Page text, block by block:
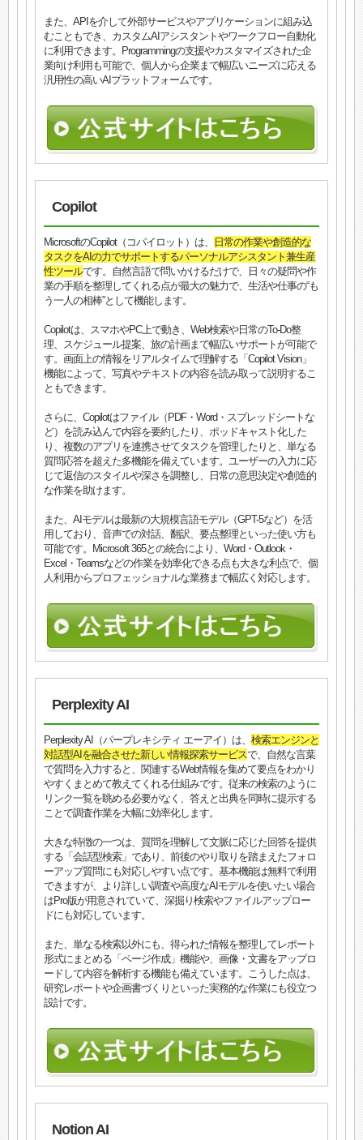
また、APIを介して外部サービスやアプリケーションに組み込
むこともでき、カスタムAIアシスタントやワークフロー自動化
に利用できます。Programmingの支援やカスタマイズされた企
業向け利用も可能で、個人から企業まで幅広いニーズに応える
汎用性の高いAIプラットフォームです。
Copilot
MicrosoftのCopilot（コパイロット）は、
日常の作業や創造的な
タスクをAIの力でサポートするパーソナルアシスタント兼生産
性ツールです。自然言語で問いかけるだけで、日々の疑問や作
業の手順を整理してくれる点が最大の魅力で、生活や仕事の“も
う一人の相棒”として機能します。
Copilotは、スマホやPC上で動き、Web検索や日常のTo-Do整
理、スケジュール提案、旅の計画まで幅広いサポートが可能で
す。画面上の情報をリアルタイムで理解する「Copilot Vision」
機能によって、写真やテキストの内容を読み取って説明するこ
ともできます。
さらに、Copilotはファイル（PDF・Word・スプレッドシートな
ど）を読み込んで内容を要約したり、ポッドキャスト化した
り、複数のアプリを連携させてタスクを管理したりと、単なる
質問応答を超えた多機能を備えています。ユーザーの入力に応
じて返信のスタイルや深さを調整し、日常の意思決定や創造的
な作業を助けます。
また、AIモデルは最新の大規模言語モデル（GPT-5など）を活
用しており、音声での対話、翻訳、要点整理といった使い方も
可能です。Microsoft 365との統合により、Word・Outlook・
Excel・Teamsなどの作業を効率化できる点も大きな利点で、個
人利用からプロフェッショナルな業務まで幅広く対応します。
Perplexity AI
Perplexity AI（パープレキシティ エーアイ）は、 検索エンジンと
対話型AIを融合させた新しい情報探索サービスで、自然な言葉
で質問を入力すると、関連するWeb情報を集めて要点をわかり
やすくまとめて教えてくれる仕組みです。従来の検索のように
リンク一覧を眺める必要がなく、答えと出典を同時に提示する
ことで調査作業を大幅に効率化します。
大きな特徴の一つは、質問を理解して文脈に応じた回答を提供
する「会話型検索」であり、前後のやり取りを踏まえたフォロ
ーアップ質問にも対応しやすい点です。基本機能は無料で利用
できますが、より詳しい調査や高度なAIモデルを使いたい場合
はPro版が用意されていて、深掘り検索やファイルアップロー
ドにも対応しています。
また、単なる検索以外にも、得られた情報を整理してレポート
形式にまとめる「ページ作成」機能や、画像・文書をアップロ
ードして内容を解析する機能も備えています。こうした点は、
研究レポートや企画書づくりといった実務的な作業にも役立つ
設計です。
Notion AI